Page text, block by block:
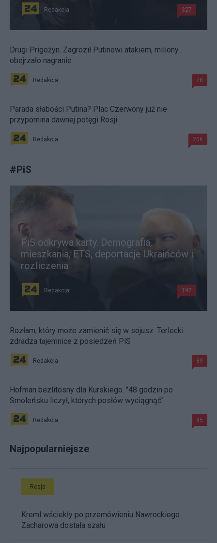
Redakcja 327
Drugi Prigożyn. Zagroził Putinowi atakiem, miliony
obejrzało nagranie
Redakcja 78
Parada słabości Putina? Plac Czerwony już nie
przypomina dawnej potęgi Rosji
Redakcja 206
#PiS
PiS odkrywa karty. Demografia,
mieszkania, ETS, deportacje Ukraińców i
rozliczenia
Redakcja 197
Rozłam, który może zamienić się w sojusz. Terlecki
zdradza tajemnice z posiedzeń PiS
Redakcja 89
Hofman bezlitosny dla Kurskiego. "48 godzin po
Smoleńsku liczył, których posłów wyciągnąć"
Redakcja 85
Najpopularniejsze
Rosja
Kreml wściekły po przemówieniu Nawrockiego.
Zacharowa dostała szału